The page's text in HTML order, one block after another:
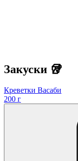
Закуски 🥡
Креветки Васаби
200 г